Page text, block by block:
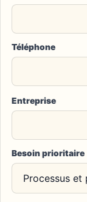
Téléphone
Entreprise
Besoin prioritaire